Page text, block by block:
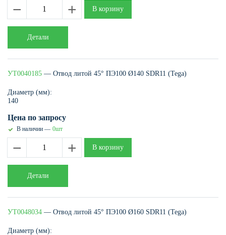
Детали
− + В корзину
УТ0040185 — Отвод литой 45° ПЭ100 Ø140 SDR11 (Tega)
Детали
Диаметр (мм):
140
Цена по запросу
В наличии — 0шт
− + В корзину
УТ0048034 — Отвод литой 45° ПЭ100 Ø160 SDR11 (Tega)
Диаметр (мм):